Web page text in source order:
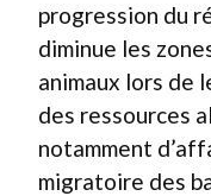
progression du
diminue les
animaux lors de
des ressources
notamment
migratoire des